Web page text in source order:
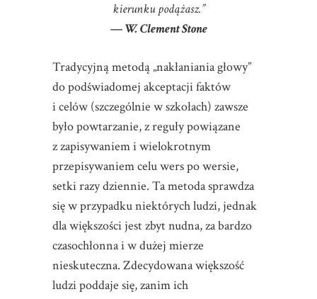
kierunku podążasz.”
— W. Clement Stone
Tradycyjną metodą „nakłaniania głowy”
do podświadomej akceptacji faktów
i celów (szczególnie w szkołach) zawsze
było powtarzanie, z reguły powiązane
z zapisywaniem i wielokrotnym
przepisywaniem celu wers po wersie,
setki razy dziennie. Ta metoda sprawdza
się w przypadku niektórych ludzi, jednak
dla większości jest zbyt nudna, za bardzo
czasochłonna i w dużej mierze
nieskuteczna. Zdecydowana większość
ludzi poddaje się, zanim ich